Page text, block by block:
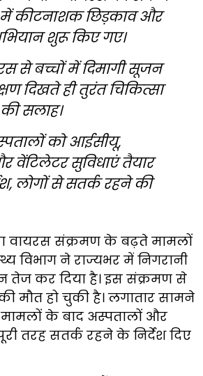
में कीटनाशक छिड़काव और
शुरू किए गए।
से बच्चों में दिमागी सूजन
दिखते ही तुरंत चिकित्सा
सलाह।
को आईसीयू,
सुविधाएं तैयार
लोगों से सतर्क रहने की
वायरस संक्रमण के बढ़ते मामलों
विभाग ने राज्यभर में निगरानी
तेज कर दिया है। इस संक्रमण से
मौत हो चुकी है। लगातार सामने
के बाद अस्पतालों और
तरह सतर्क रहने के निर्देश दिए